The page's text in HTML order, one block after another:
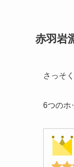
赤羽岩
さっそ
6つのホ